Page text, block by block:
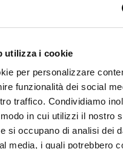
utilizza i cookie
per personalizzare
funzionalità dei social
traffico. Condividiamo
in cui utilizzi il nostro
si occupano di analisi dei
media, i quali potrebbero
risultati? Vedrai che fisico
innovativo!